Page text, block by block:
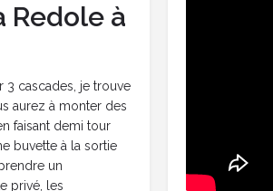
Redole à
3 cascades, je trouve
aurez à monter des
faisant demi tour
buvette à la sortie
un
privé, les